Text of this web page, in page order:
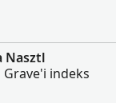
Nasztl
Grave'i indeks